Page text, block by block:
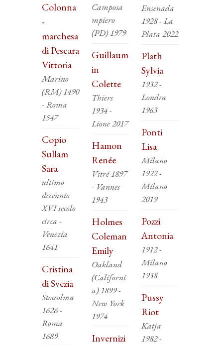
Colonna
-
marchesa
di Pescara
Vittoria
Marino
(RM) 1490
- Roma
1547
Copio
Sullam
Sara
ultimo
decennio
XVI secolo
circa -
Venezia
1641
Cristina
di Svezia
Stoccolma
1626 -
Roma
1689
Camposa
mpiero
(PD) 1979
Guillaum
in
Colette
Thiers
1934 -
Lione 2017
Hamon
Renée
Vitré 1897
- Vannes
1943
Holmes
Coleman
Emily
Oakland
(Californi
a) 1899 -
New York
1974
Invernizi
Ensenada
1928 - La
Plata 2022
Plath
Sylvia
1932 -
Londra
1963
Ponti
Lisa
Milano
1922 -
Milano
2019
Pozzi
Antonia
1912 -
Milano
1938
Pussy
Riot
Katja
1982 -